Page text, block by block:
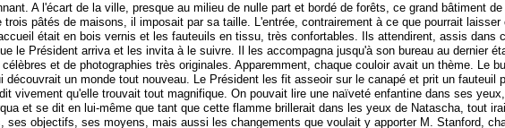
A l'écart de la ville, presque au milieu de nulle part et bordé de forêts, ce grand bâtiment
pâtés de maisons, il imposait par sa taille. L'entrée, contrairement à ce que pourrait
était en bois vernis et les fauteuils en tissu, très confortables. Ils attendirent, assis dans
le Président arriva et les invita à le suivre. Il les accompagna jusqu'à son bureau au dernier
et de photographies très originales. Apparemment, chaque couloir avait un thème. Le
découvrait un monde tout nouveau. Le Président les fit asseoir sur le canapé et prit un
vivement qu'elle trouvait tout magnifique. On pouvait lire une naïveté enfantine dans ses
et se dit en lui-même que tant que cette flamme brillerait dans les yeux de Natascha, tout
objectifs, ses moyens, mais aussi les changements que voulait y apporter M. Stanford,